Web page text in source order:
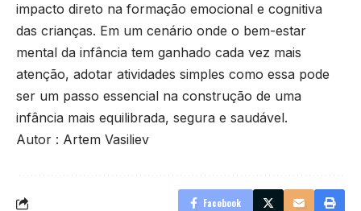
impacto direto na formação emocional e cognitiva
das crianças. Em um cenário onde o bem-estar
mental da infância tem ganhado cada vez mais
atenção, adotar atividades simples como essa pode
ser um passo essencial na construção de uma
infância mais equilibrada, segura e saudável.
Autor : Artem Vasiliev
Facebook